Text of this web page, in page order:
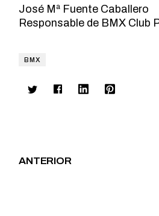
José Mª Fuente Caballero
Responsable de BMX Club
BMX
ANTERIOR